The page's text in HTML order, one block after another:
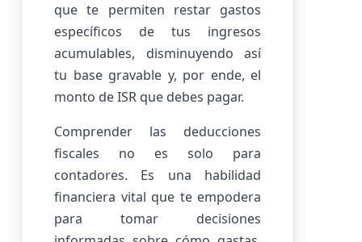
que te permiten restar gastos
específicos de tus ingresos
acumulables, disminuyendo así
tu base gravable y, por ende, el
monto de ISR que debes pagar.
Comprender las deducciones
fiscales no es solo para
contadores. Es una habilidad
financiera vital que te empodera
para tomar decisiones